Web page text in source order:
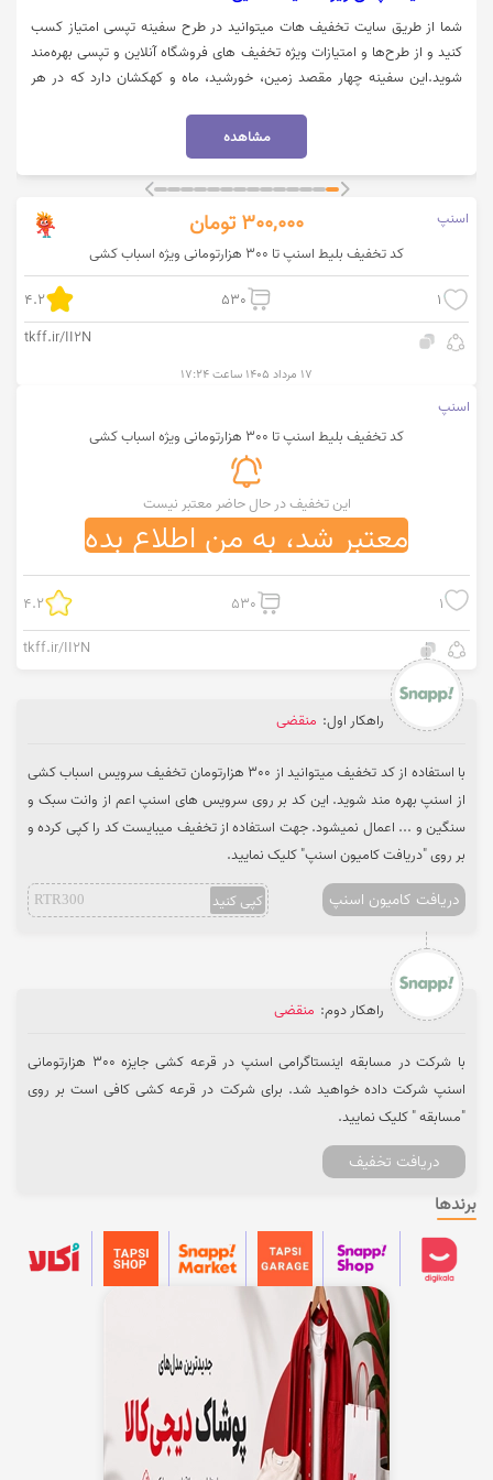
شما از طریق سایت تخفیف هات میتوانید در طرح سفینه تپسی امتیاز کسب
کنید و از طرح‌ها و امتیازات ویژه تخفیف های فروشگاه‌ آنلاین و تپسی بهره‌مند
شوید.این سفینه چهار مقصد زمین، خورشید، ماه و کهکشان دارد که در هر
فروشگاه تپسی‌ خرید کنید. با ورود به اپلیکیشن تپسی در بخش پروفایل و
انتخاب گزینه باشگاه مشتریان میتوانید امتیازات تان را مشاهده کنید. برای ورود
به سایت تپسی روی گزینه "خرید کنید" کلیک نمایید.
مشاهده
اسنپ 300,000 تومان
کد تخفیف بلیط اسنپ تا 300 هزارتومانی ویژه اسباب کشی
1
530
4.2
tkff.ir/II2N
۱۷ مرداد ۱۴۰۵ ساعت ۱۷:۲۴
اسنپ
کد تخفیف بلیط اسنپ تا 300 هزارتومانی ویژه اسباب کشی
این تخفیف در حال حاضر معتبر نیست
معتبر شد، به من اطلاع بده
1
530
4.2
tkff.ir/II2N
راهکار اول: منقضی
با استفاده از کد تخفیف میتوانید از 300 هزارتومان تخفیف سرویس اسباب کشی
از اسنپ بهره مند شوید. این کد بر روی سرویس های اسنپ اعم از وانت سبک و
سنگین و ... اعمال نمیشود. جهت استفاده از تخفیف میبایست کد را کپی کرده و
بر روی "دریافت کامیون اسنپ" کلیک نمایید.
دریافت کامیون اسنپ کپی کنید RTR300
راهکار دوم: منقضی
با شرکت در مسابقه اینستاگرامی اسنپ در قرعه کشی جایزه 300 هزارتومانی
اسنپ شرکت داده خواهید شد. برای شرکت در قرعه کشی کافی است بر روی
"مسابقه " کلیک نمایید.
دریافت تخفیف
برندها